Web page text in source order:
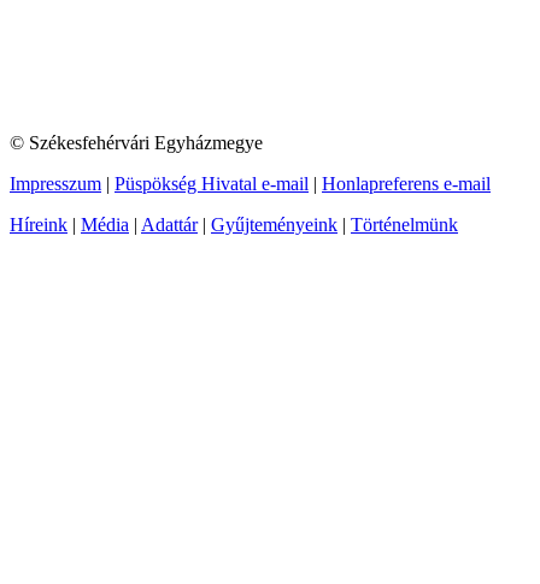
© Székesfehérvári Egyházmegye
Impresszum | Püspökség Hivatal e-mail | Honlapreferens e-mail
Híreink | Média | Adattár| Gyűjteményeink | Történelmünk